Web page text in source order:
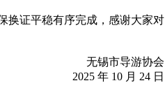
证平稳有序完成，感谢大家对
无锡市导游协会
2025 年 10 月 24 日